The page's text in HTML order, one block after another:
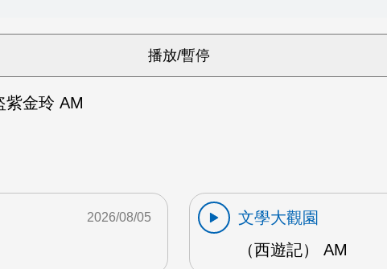
紫金玲 AM
2026/08/05
文學大觀園
（西遊記） AM